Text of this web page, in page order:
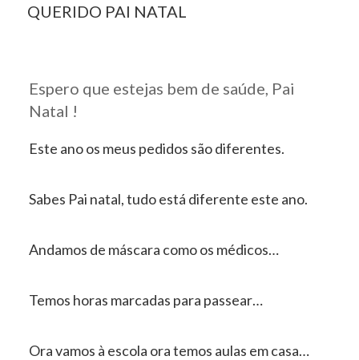
EM
QUERIDO PAI NATAL
Espero que estejas bem de saúde, Pai
Natal !
Este ano os meus pedidos são diferentes.
Sabes Pai natal, tudo está diferente este ano.
Andamos de máscara como os médicos…
Temos horas marcadas para passear…
Ora vamos à escola ora temos aulas em casa…